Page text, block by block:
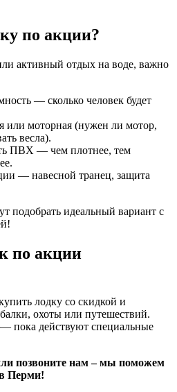
по акции?
активный отдых на воде, важно
— сколько человек будет
или моторная (нужен ли мотор,
весла).
ПВХ — чем плотнее, тем
— навесной транец, защита
подобрать идеальный вариант с
по акции
лодку со скидкой и
охоты или путешествий.
пока действуют специальные
позвоните нам – мы поможем
Перми!